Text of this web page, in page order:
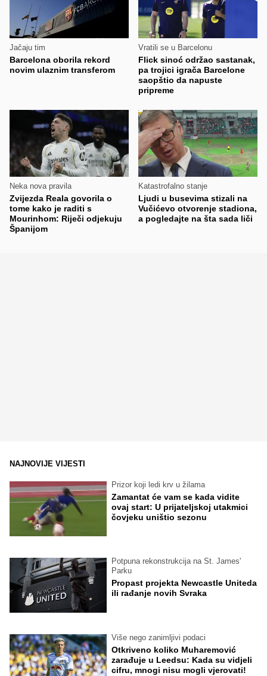
Jačaju tim
Barcelona oborila rekord
novim ulaznim transferom
Vratili se u Barcelonu
Flick sinoć održao sastanak,
pa trojici igrača Barcelone
saopštio da napuste
pripreme
Neka nova pravila
Zvijezda Reala govorila o
tome kako je raditi s
Mourinhom: Riječi odjekuju
Španijom
Katastrofalno stanje
Ljudi u busevima stizali na
Vučićevo otvorenje stadiona,
a pogledajte na šta sada liči
NAJNOVIJE VIJESTI
Prizor koji ledi krv u žilama
Zamantat će vam se kada vidite
ovaj start: U prijateljskoj utakmici
čovjeku uništio sezonu
Potpuna rekonstrukcija na St. James'
Parku
Propast projekta Newcastle Uniteda
ili rađanje novih Svraka
Više nego zanimljivi podaci
Otkriveno koliko Muharemović
zarađuje u Leedsu: Kada su vidjeli
cifru, mnogi nisu mogli vjerovati!